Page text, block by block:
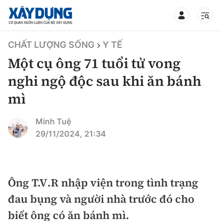
TIN BỘ XÂY DỰNG
CHUYÊN MỤC
Mới nhất
Chính trị
Xã hội
Xây dựng
Chỉ đạo điều hành
Giao thông
CHẤT LƯỢNG SỐNG Y TẾ
Một cụ ông 71 tuổi tử vong
nghi ngộ độc sau khi ăn bánh
mì
Minh Tuệ
29/11/2024, 21:34
Ông T.V.R nhập viện trong tình trạng
đau bụng và người nhà trước đó cho
biết ông có ăn bánh mì.